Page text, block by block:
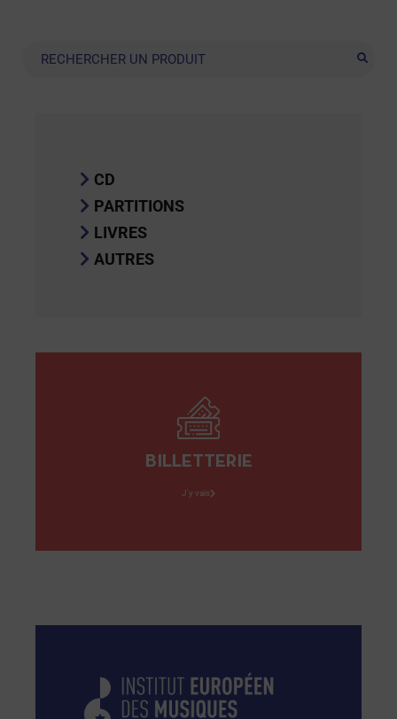
Recherche
CD
PARTITIONS
LIVRES
AUTRES
BILLETTERIE
J'y vais